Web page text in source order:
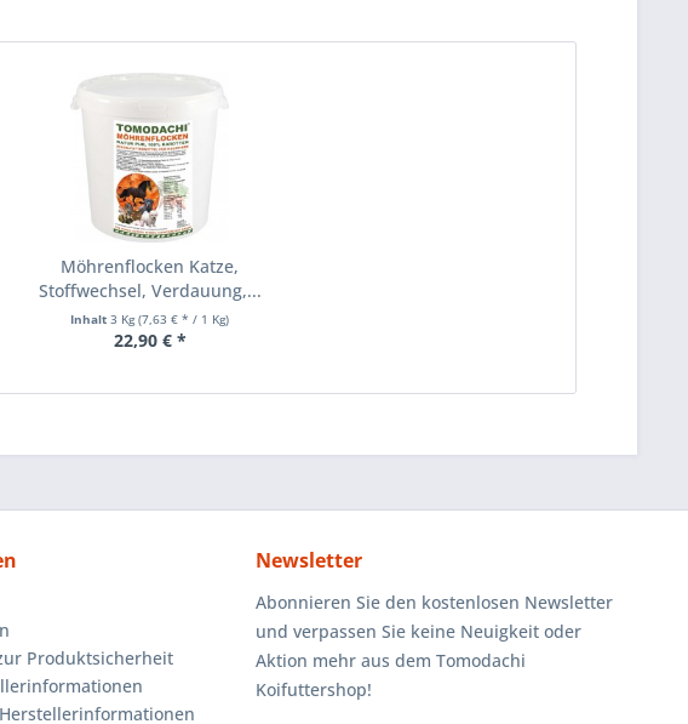
Möhrenflocken Katze,
Stoffwechsel, Verdauung,...
Inhalt3 Kg(7,63 € * / 1 Kg)
22,90 € *
Produktsicherheit
Newsletter
Abonnieren Sie den kostenlosen Newsletter
und verpassen Sie keine Neuigkeit oder
Aktion mehr aus dem Tomodachi
Koifuttershop!